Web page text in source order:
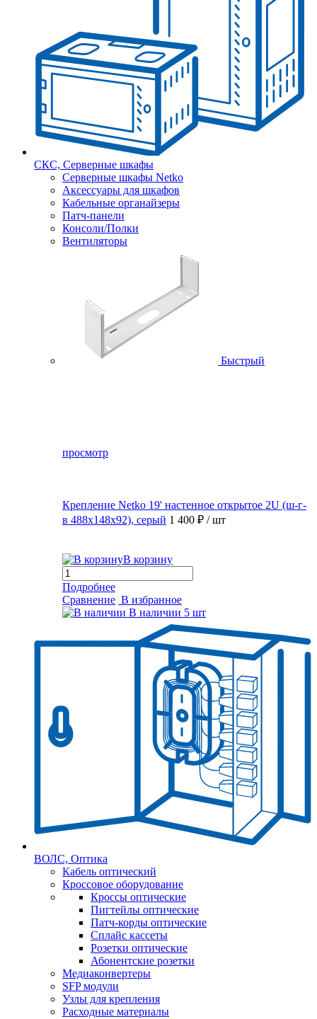
СКС, Серверные шкафы
Серверные шкафы Netko
Аксессуары для шкафов
Кабельные органайзеры
Патч-панели
Консоли/Полки
Вентиляторы
Быстрый
просмотр
Крепление Netko 19' настенное открытое 2U (ш-г-
в 488х148х92), серый 1 400 ₽ / шт
В корзину
Подробнее
Сравнение В избранное
В наличии 5 шт
ВОЛС, Оптика
Кабель оптический
Кроссовое оборудование
Кроссы оптические
Пигтейлы оптические
Патч-корды оптические
Сплайс кассеты
Розетки оптические
Абонентские розетки
Медиаконвертеры
SFP модули
Узлы для крепления
Расходные материалы